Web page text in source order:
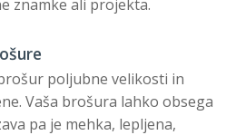
znamke ali projekta.
poljubne velikosti in
Vaša brošura lahko obsega
pa je mehka, lepljena,